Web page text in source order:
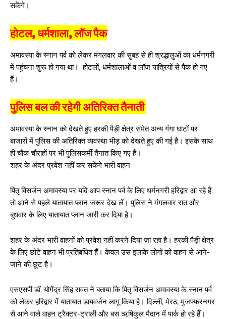
सकेंगे।
होटल, धर्मशाला, लॉज पैक
अमावस्या के स्नान पर्व को लेकर मंगलवार की सुबह से ही श्रद्धालुओं का धर्मनगरी
में पहुंचना शुरू हो गया था। होटलों, धर्मशालाओं व लॉज यात्रियों से पैक हो गए
हैं।
पुलिस बल की रहेगी अतिरिक्त तैनाती
अमावस्या के स्नान को देखते हुए हरकी पैड़ी क्षेत्र समेत अन्य गंगा घाटों पर
बाजारों में पुलिस की अतिरिक्त व्यवस्था भीड़ को देखते हुए की गई है। इसके साथ
ही चौक चौराहों पर भी पुलिसकर्मी तैनात किए गए हैं।
शहर के अंदर प्रवेश नहीं कर सकेंगे भारी वाहन
पितृ विसर्जन अमावस्या पर यदि आप स्नान पर्व के लिए धर्मनगरी हरिद्वार आ रहे हैं
तो आने से पहले यातायात प्लान जरूर देख लें। पुलिस ने मंगलवार रात और
बुधवार के लिए यातायात प्लान जारी कर दिया है।
शहर के अंदर भारी वाहनों को प्रवेश नहीं करने दिया जा रहा है। हरकी पैड़ी क्षेत्र
के लिए छोटे वाहन भी प्रतिबंधित हैँ। केवल उस इलाके लोगों को वाहन से आने-
जाने की छूट है।
एसएसपी डॉ. योगेंद्र सिंह रावत ने बताया कि पितृ विसर्जन अमावस्या के स्नान पर्व
को लेकर हरिद्वार में यातायात डायवर्जन लागू किया है। दिल्ली, मेरठ, मुजफ्फरनगर
से आने वाले वाहन ट्रैक्टर-ट्राली और बस ऋषिकुल मैदान में पार्क हो रहे हैँ।